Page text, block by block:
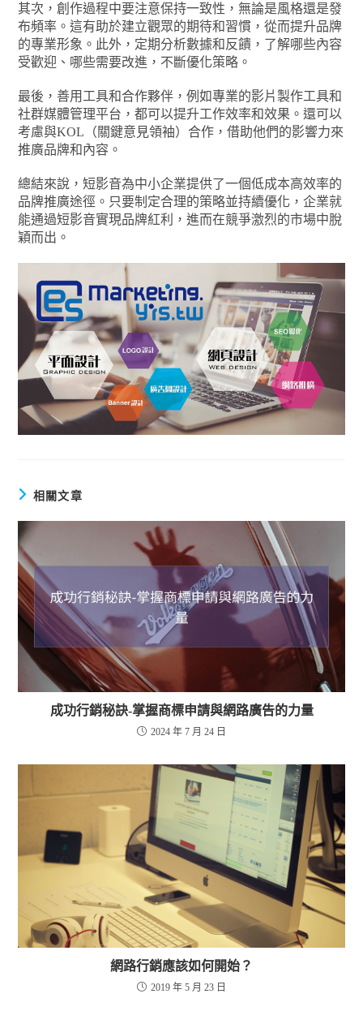
其次，創作過程中要注意保持一致性，無論是風格還是發
布頻率。這有助於建立觀眾的期待和習慣，從而提升品牌
的專業形象。此外，定期分析數據和反饋，了解哪些內容
受歡迎、哪些需要改進，不斷優化策略。
最後，善用工具和合作夥伴，例如專業的影片製作工具和
社群媒體管理平台，都可以提升工作效率和效果。還可以
考慮與KOL（關鍵意見領袖）合作，借助他們的影響力來
推廣品牌和內容。
總結來說，短影音為中小企業提供了一個低成本高效率的
品牌推廣途徑。只要制定合理的策略並持續優化，企業就
能通過短影音實現品牌紅利，進而在競爭激烈的市場中脫
穎而出。
相關文章
成功行銷秘訣-掌握商標申請與網路廣告的力量
2024 年 7 月 24 日
網路行銷應該如何開始？
2019 年 5 月 23 日